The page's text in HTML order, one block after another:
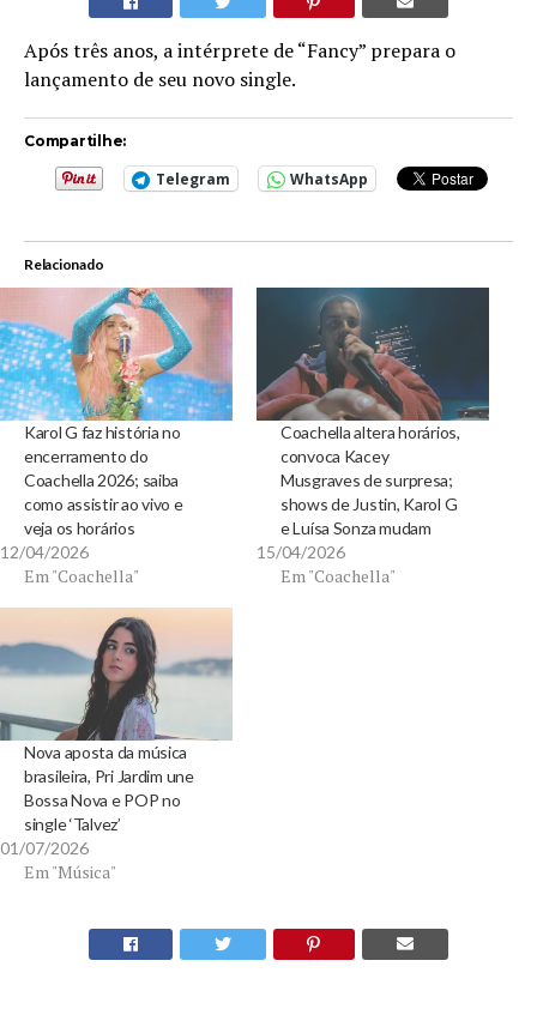
Após três anos, a intérprete de “Fancy” prepara o
lançamento de seu novo single.
Compartilhe:
Telegram WhatsApp
Relacionado
Karol G faz história no
encerramento do
Coachella 2026; saiba
como assistir ao vivo e
veja os horários
12/04/2026
Em "Coachella"
Coachella altera horários,
convoca Kacey
Musgraves de surpresa;
shows de Justin, Karol G
e Luísa Sonza mudam
15/04/2026
Em "Coachella"
Nova aposta da música
brasileira, Pri Jardim une
Bossa Nova e POP no
single ‘Talvez’
01/07/2026
Em "Música"